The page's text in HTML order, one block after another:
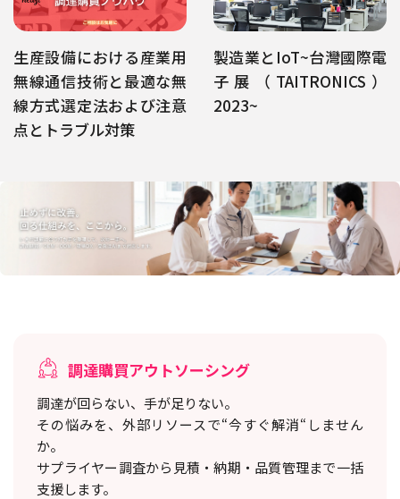
生産設備における産業用
無線通信技術と最適な無
線方式選定法および注意
点とトラブル対策
製造業とIoT~台灣國際電
子展（TAITRONICS）
2023~
調達購買アウトソーシング
調達が回らない、手が足りない。
その悩みを、外部リソースで“今すぐ解消“しません
か。
サプライヤー調査から見積・納期・品質管理まで一括
支援します。